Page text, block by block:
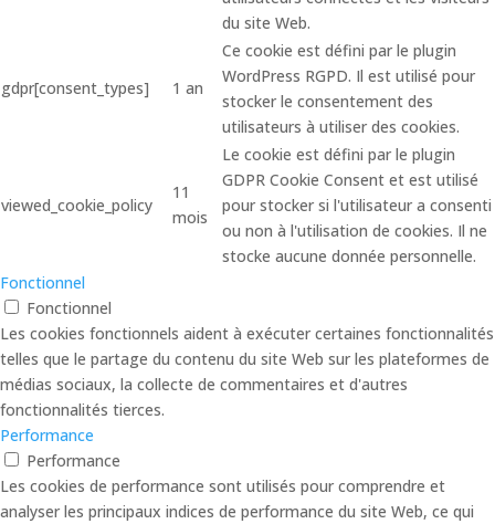
du site Web.
gdpr[consent_types] 1 an
Ce cookie est défini par le plugin
WordPress RGPD. Il est utilisé pour
stocker le consentement des
utilisateurs à utiliser des cookies.
viewed_cookie_policy
11
mois
Le cookie est défini par le plugin
GDPR Cookie Consent et est utilisé
pour stocker si l'utilisateur a consenti
ou non à l'utilisation de cookies. Il ne
stocke aucune donnée personnelle.
Fonctionnel
Fonctionnel
Les cookies fonctionnels aident à exécuter certaines fonctionnalités
telles que le partage du contenu du site Web sur les plateformes de
médias sociaux, la collecte de commentaires et d'autres
fonctionnalités tierces.
Performance
Performance
Les cookies de performance sont utilisés pour comprendre et
analyser les principaux indices de performance du site Web, ce qui